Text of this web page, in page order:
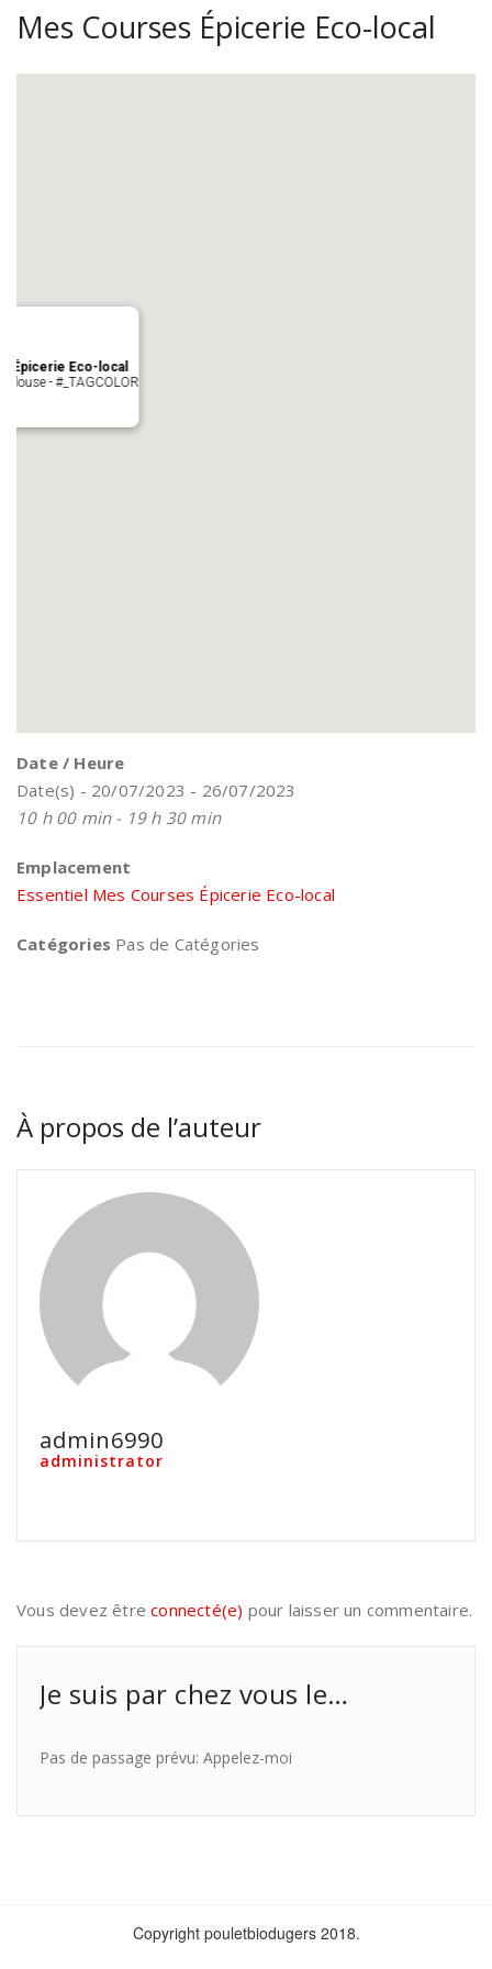
Mes Courses Épicerie Eco-local
Épicerie Eco-local
- #_TAGCOLOR
Date / Heure
Date(s) - 20/07/2023 - 26/07/2023
10 h 00 min - 19 h 30 min
Emplacement
Essentiel Mes Courses Épicerie Eco-local
Catégories Pas de Catégories
À propos de l’auteur
admin6990
administrator
Vous devez êtreconnecté(e) pour laisser un commentaire.
Je suis par chez vous le…
Pas de passage prévu: Appelez-moi
Copyright pouletbiodugers 2018.